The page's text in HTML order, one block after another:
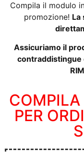
Compila il modulo
promozione! La
Assicuriamo il
contraddistingue
COMPILA
PER